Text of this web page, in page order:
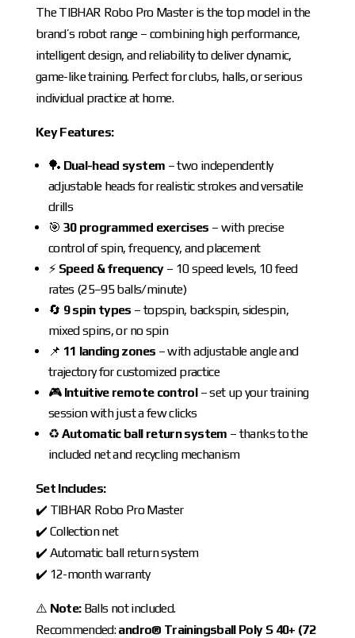
The TIBHAR Robo Pro Master is the top model in the
brand’s robot range – combining high performance,
intelligent design, and reliability to deliver dynamic,
game-like training. Perfect for clubs, halls, or serious
individual practice at home.
Key Features:
🏓 Dual-head system – two independently
adjustable heads for realistic strokes and versatile
drills
🎯 30 programmed exercises – with precise
control of spin, frequency, and placement
⚡ Speed & frequency– 10 speed levels, 10 feed
rates (25–95 balls/minute)
🔄 9 spin types – topspin, backspin, sidespin,
mixed spins, or no spin
📌 11 landing zones – with adjustable angle and
trajectory for customized practice
🎮 Intuitive remote control– set up your training
session with just a few clicks
♻️ Automatic ball return system – thanks to the
included net and recycling mechanism
Set Includes:
✔️ TIBHAR Robo Pro Master
✔️ Collection net
✔️ Automatic ball return system
✔️ 12-month warranty
⚠️ Note:Balls not included.
Recommended:andro® Trainingsball Poly S 40+ (72